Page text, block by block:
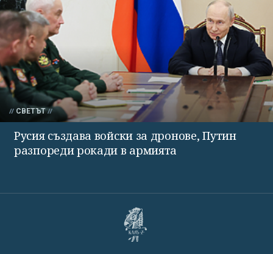
СВЕТЪТ
Русия създава войски за дронове, Путин
разпореди рокади в армията